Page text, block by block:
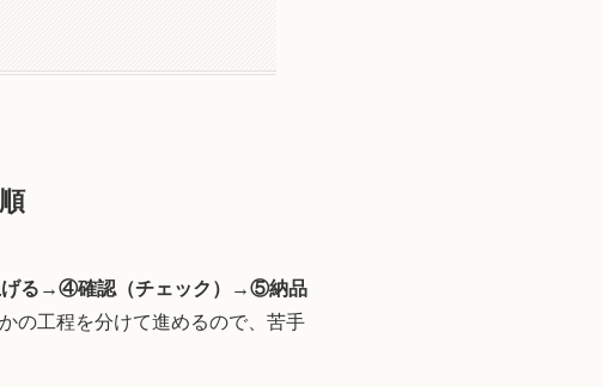
る→④確認（チェック）→⑤納品
の工程を分けて進めるので、苦手